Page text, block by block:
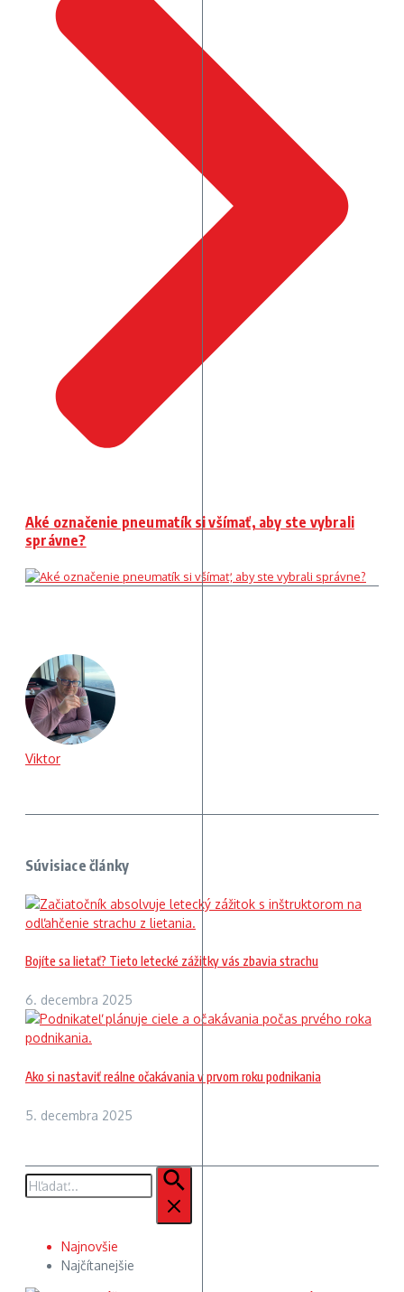
Aké označenie pneumatík si všímať, aby ste vybrali
správne?
Viktor
Súvisiace články
Bojíte sa lietať? Tieto letecké zážitky vás zbavia strachu
6. decembra 2025
Ako si nastaviť reálne očakávania v prvom roku podnikania
5. decembra 2025
Hľadať:
Najnovšie
Najčítanejšie